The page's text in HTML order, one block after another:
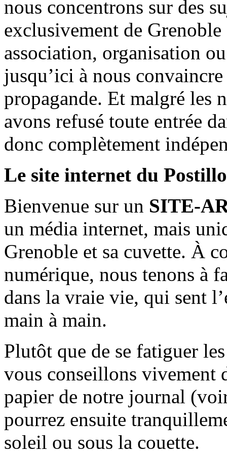
nous concentrons sur des
exclusivement de
association, organisation
jusqu’ici à nous
propagande. Et malgré les
avons refusé toute entrée
donc complètement
Le site internet du
Bienvenue sur un SITE-
un média internet, mais
Grenoble et sa cuvette. À
numérique, nous tenons à
dans la vraie vie, qui sent
main à main.
Plutôt que de se fatiguer
vous conseillons vivement
papier de notre journal
pourrez ensuite
soleil ou sous la couette.